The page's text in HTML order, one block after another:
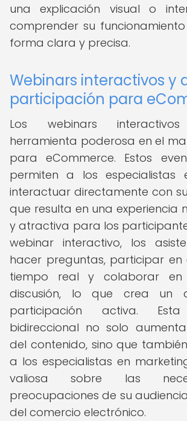
una explicación visual o
comprender su
forma clara y precisa.
Webinars interactivos y
participación para
Los webinars
herramienta poderosa en el
para eCommerce. Estos
permiten a los especialistas
interactuar directamente con
que resulta en una experiencia
y atractiva para los
webinar interactivo, los
hacer preguntas, participar en
tiempo real y colaborar en
discusión, lo que crea un
participación activa. Esta
bidireccional no solo
del contenido, sino que
a los especialistas en
valiosa sobre las
preocupaciones de su
del comercio electrónico.